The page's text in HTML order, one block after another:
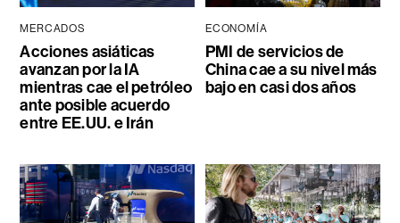
MERCADOS
Acciones asiáticas
avanzan por la IA
mientras cae el petróleo
ante posible acuerdo
entre EE.UU. e Irán
ECONOMÍA
PMI de servicios de
China cae a su nivel más
bajo en casi dos años